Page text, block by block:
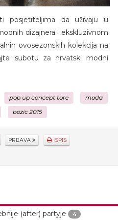
posjetiteljima da uživaju u
dizajnera i ekskluzivnom
ovosezonskih kolekcija na
subotu za hrvatski modni
pop up concept tore moda
bozic 2015
PRIJAVA ISPIS
(after) partyje
4